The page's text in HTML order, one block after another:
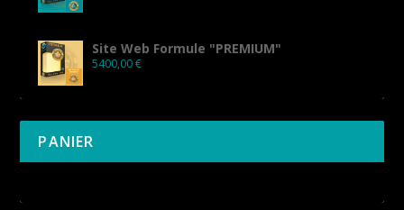
Site Web Formule "PREMIUM"
5400,00€
PANIER